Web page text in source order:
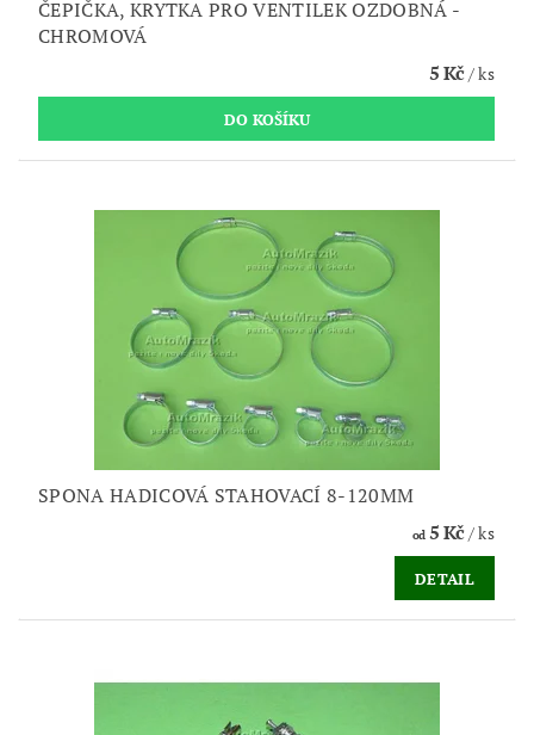
ČEPIČKA, KRYTKA PRO VENTILEK OZDOBNÁ -
CHROMOVÁ
5 Kč/ ks
SPONA HADICOVÁ STAHOVACÍ 8-120MM
od5 Kč/ ks
DETAIL